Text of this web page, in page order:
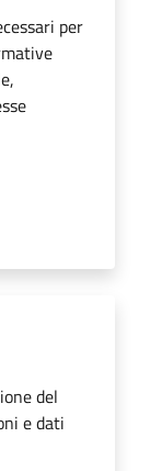
per
del
e dati